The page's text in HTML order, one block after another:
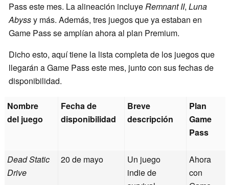
Pass este mes. La alineación incluyeRemnant II, Luna
Abyssy más. Además, tres juegos que ya estaban en
Game Pass se amplían ahora al plan Premium.
Dicho esto, aquí tiene la lista completa de los juegos que
llegarán a Game Pass este mes, junto con sus fechas de
disponibilidad.
Nombre
del juego
Fecha de
disponibilidad
Breve
descripción
Plan
Game
Pass
Dead Static
Drive
20 de mayo
Un juego
indie de
Ahora
con